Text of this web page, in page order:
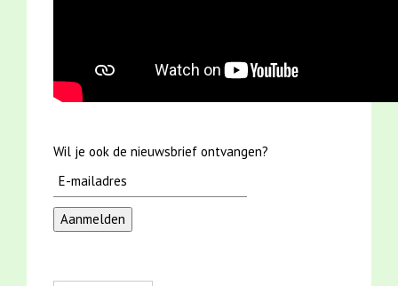
Wil je ook de nieuwsbrief ontvangen?